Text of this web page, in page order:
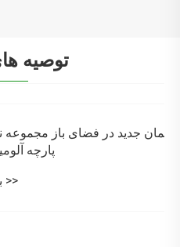
توصیه
مبلمان جدید در فضای